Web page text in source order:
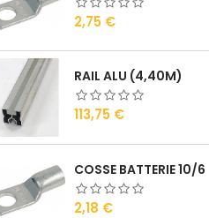
Prix
2,75 €
RAIL ALU (4,40M)
Prix
113,75 €
COSSE BATTERIE 10/6
Prix
2,18 €